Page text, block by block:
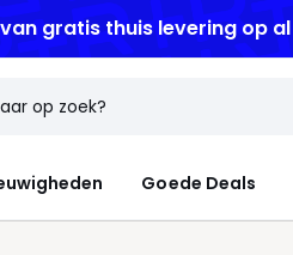
gratis thuis leveringop al
Goede Deals